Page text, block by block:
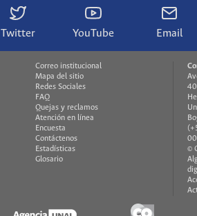
Twitter YouTube Email
Correo institucional
Mapa del sitio
Redes Sociales
FAQ
Quejas y reclamos
Atención en línea
Encuesta
Contáctenos
Estadísticas
Glosario
©